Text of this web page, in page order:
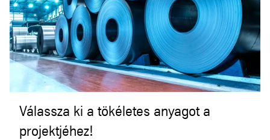
Válassza ki a tökéletes anyagot a
projektjéhez!